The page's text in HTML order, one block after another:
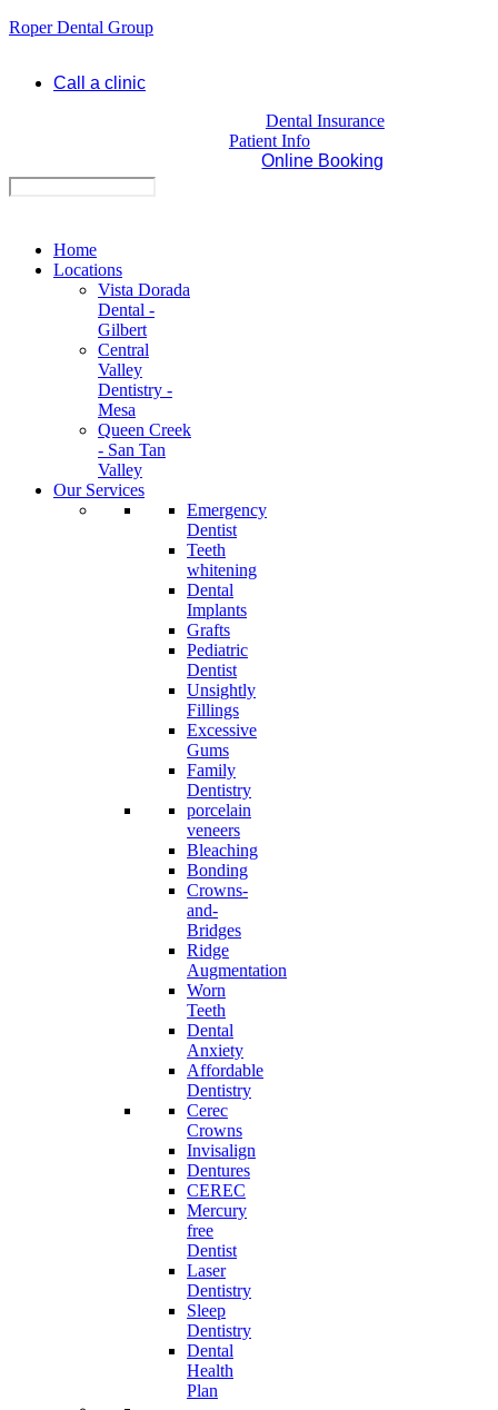
Roper Dental Group
Call a clinic
Dental Insurance
Patient Info
Online Booking
Home
Locations
Vista Dorada
Dental -
Gilbert
Central
Valley
Dentistry -
Mesa
Queen Creek
- San Tan
Valley
Our Services
Emergency
Dentist
Teeth
whitening
Dental
Implants
Grafts
Pediatric
Dentist
Unsightly
Fillings
Excessive
Gums
Family
Dentistry
porcelain
veneers
Bleaching
Bonding
Crowns-
and-
Bridges
Ridge
Augmentation
Worn
Teeth
Dental
Anxiety
Affordable
Dentistry
Cerec
Crowns
Invisalign
Dentures
CEREC
Mercury
free
Dentist
Laser
Dentistry
Sleep
Dentistry
Dental
Health
Plan